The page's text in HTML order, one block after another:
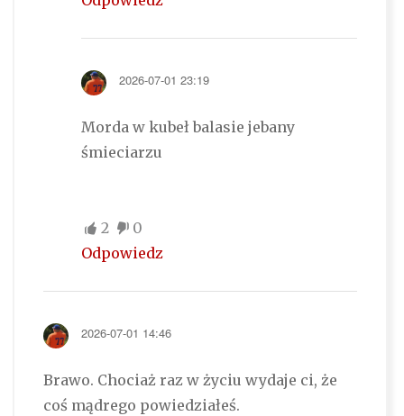
2026-07-01 23:19
Morda w kubeł balasie jebany
śmieciarzu
2
0
Odpowiedz
2026-07-01 14:46
Brawo. Chociaż raz w życiu wydaje ci, że
coś mądrego powiedziałeś.